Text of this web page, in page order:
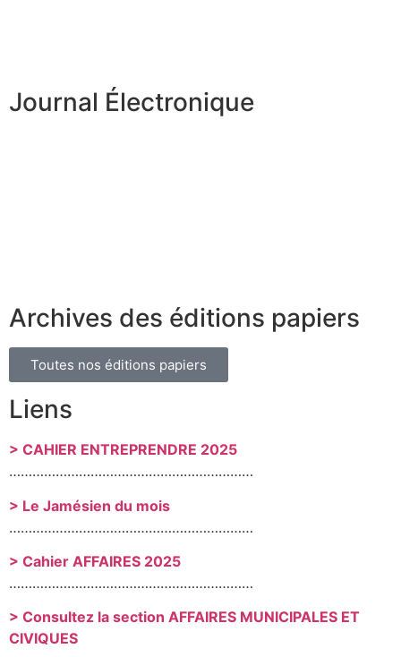
Journal Électronique
Archives des éditions papiers
Toutes nos éditions papiers
Liens
> CAHIER ENTREPRENDRE 2025
………………………………………………………
> Le Jamésien du mois
………………………………………………………
> Cahier AFFAIRES 2025
………………………………………………………
> Consultez la section AFFAIRES MUNICIPALES ET
CIVIQUES